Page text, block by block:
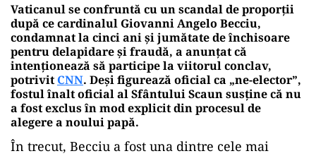
Vaticanul se confruntă cu un scandal de proporții
după ce cardinalul Giovanni Angelo Becciu,
condamnat la cinci ani și jumătate de închisoare
pentru delapidare și fraudă, a anunțat că
intenționează să participe la viitorul conclav,
potrivitCNN. Deși figurează oficial ca „ne-elector”,
fostul înalt oficial al Sfântului Scaun susține că nu
a fost exclus în mod explicit din procesul de
alegere a noului papă.
În trecut, Becciu a fost una dintre cele mai